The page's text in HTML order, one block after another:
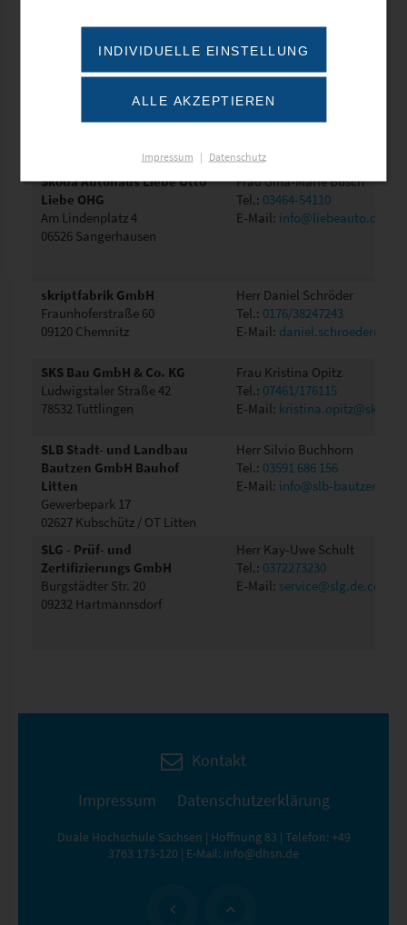
04425 Taucha
E-Mail:kontakt@skillcert.de
Skiverband Sachsen e. V.
Stadlerstraße 14 a
09126 Chemnitz
Herr Derrick Schönfelder
E-Mail:
Škoda Autohaus Liebe Otto
Liebe OHG
Am Lindenplatz 4
06526 Sangerhausen
Frau Gina-Marie Busch
Tel.: 03464-54110
E-Mail: info@liebeauto.de
skriptfabrik GmbH
Fraunhoferstraße 60
09120 Chemnitz
Herr Daniel Schröder
Tel.: 0176/38247243
E-Mail:
SKS Bau GmbH & Co. KG
Ludwigstaler Straße 42
78532 Tuttlingen
Frau Kristina Opitz
Tel.: 07461/176115
E-Mail:
SLB Stadt- und Landbau
Bautzen GmbH Bauhof
Litten
Gewerbepark 17
02627 Kubschütz / OT Litten
Herr Silvio Buchhorn
Tel.: 03591 686 156
E-Mail: info@slb-bautzen.de
SLG - Prüf- und
Zertifizierungs GmbH
Burgstädter Str. 20
09232 Hartmannsdorf
Herr Kay-Uwe Schult
Tel.: 0372273230
E-Mail: service@slg.de.com
Kontakt
Impressum
Datenschutzerklärung
Duale Hochschule Sachsen | Hoffnung 83 | Telefon: +49
3763 173-120 | E-Mail: info@dhsn.de
INDIVIDUELLE EINSTELLUNG
ALLE AKZEPTIEREN
Impressum | Datenschutz